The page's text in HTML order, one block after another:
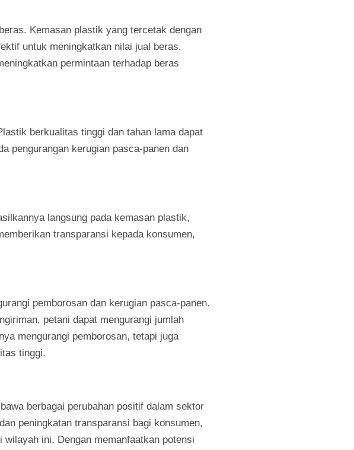
Kemasan plastik yang tercetak dengan
untuk meningkatkan nilai jual beras.
permintaan terhadap beras
berkualitas tinggi dan tahan lama dapat
pengurangan kerugian pasca-panen dan
langsung pada kemasan plastik,
transparansi kepada konsumen,
pemborosan dan kerugian pasca-panen.
petani dapat mengurangi jumlah
mengurangi pemborosan, tetapi juga
tinggi.
berbagai perubahan positif dalam sektor
peningkatan transparansi bagi konsumen,
ini. Dengan memanfaatkan potensi